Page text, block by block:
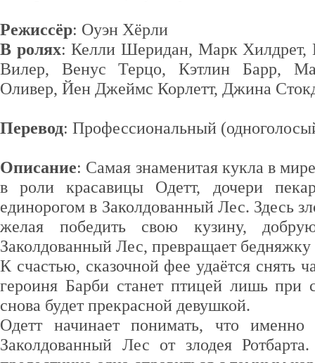
Режиссёр: Оуэн Хёрли
В ролях: Келли Шеридан, Марк Хилдрет,
Вилер, Венус Терцо, Кэтлин Барр,
Оливер, Йен Джеймс Корлетт, Джина
Перевод: Профессиональный
Описание: Cамая знаменитая кукла в
в роли красавицы Одетт, дочери
единорогом в Заколдованный Лес. Здесь
желая победить свою кузину,
Заколдованный Лес, превращает
К счастью, сказочной фее удаётся снять
героиня Барби станет птицей лишь
снова будет прекрасной девушкой.
Одетт начинает понимать, что именно
Заколдованный Лес от злодея